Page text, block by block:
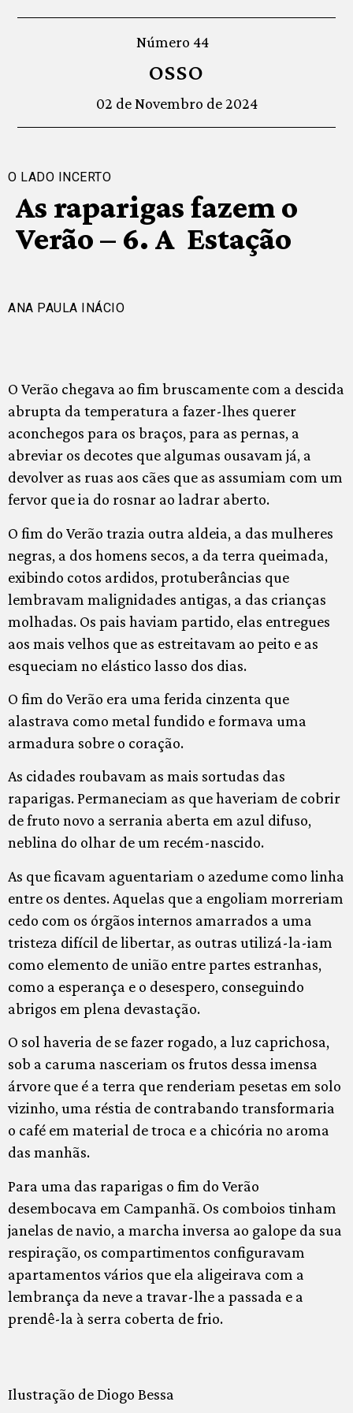
Número 44
OSSO
02 de Novembro de 2024
O LADO INCERTO
As raparigas fazem o
Verão – 6. A Estação
ANA PAULA INÁCIO
O Verão chegava ao fim bruscamente com a descida
abrupta da temperatura a fazer-lhes querer
aconchegos para os braços, para as pernas, a
abreviar os decotes que algumas ousavam já, a
devolver as ruas aos cães que as assumiam com um
fervor que ia do rosnar ao ladrar aberto.
O fim do Verão trazia outra aldeia, a das mulheres
negras, a dos homens secos, a da terra queimada,
exibindo cotos ardidos, protuberâncias que
lembravam malignidades antigas, a das crianças
molhadas. Os pais haviam partido, elas entregues
aos mais velhos que as estreitavam ao peito e as
esqueciam no elástico lasso dos dias.
O fim do Verão era uma ferida cinzenta que
alastrava como metal fundido e formava uma
armadura sobre o coração.
As cidades roubavam as mais sortudas das
raparigas. Permaneciam as que haveriam de cobrir
de fruto novo a serrania aberta em azul difuso,
neblina do olhar de um recém-nascido.
As que ficavam aguentariam o azedume como linha
entre os dentes. Aquelas que a engoliam morreriam
cedo com os órgãos internos amarrados a uma
tristeza difícil de libertar, as outras utilizá-la-iam
como elemento de união entre partes estranhas,
como a esperança e o desespero, conseguindo
abrigos em plena devastação.
O sol haveria de se fazer rogado, a luz caprichosa,
sob a caruma nasceriam os frutos dessa imensa
árvore que é a terra que renderiam pesetas em solo
vizinho, uma réstia de contrabando transformaria
o café em material de troca e a chicória no aroma
das manhãs.
Para uma das raparigas o fim do Verão
desembocava em Campanhã. Os comboios tinham
janelas de navio, a marcha inversa ao galope da sua
respiração, os compartimentos configuravam
apartamentos vários que ela aligeirava com a
lembrança da neve a travar-lhe a passada e a
prendê-la à serra coberta de frio.
Ilustração de Diogo Bessa